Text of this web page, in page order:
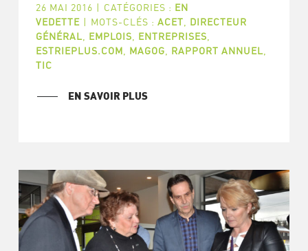
26 MAI 2016 | CATÉGORIES : EN
VEDETTE | MOTS-CLÉS : ACET
DIRECTEUR
GÉNÉRAL
EMPLOIS ENTREPRISES
ESTRIEPLUS.COM
MAGOG RAPPORT ANNUEL
TIC
EN SAVOIR PLUS